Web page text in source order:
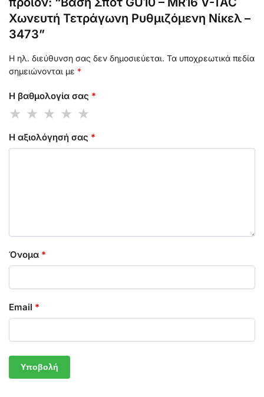
Χωνευτή Τετράγωνη Ρυθμιζόμενη Νίκελ –
3473”
Η ηλ. διεύθυνση σας δεν δημοσιεύεται. Τα υποχρεωτικά πεδία
σημειώνονται με *
Η βαθμολογία σας *
Η αξιολόγησή σας *
Όνομα *
Email *